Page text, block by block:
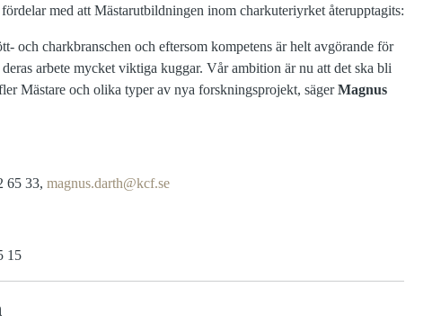
med att Mästarutbildningen inom charkuteriyrket återupptagits:
och charkbranschen och eftersom kompetens är helt avgörande för
arbete mycket viktiga kuggar. Vår ambition är nu att det ska bli
Mästare och olika typer av nya forskningsprojekt, sägerMagnus
65 33, magnus.darth@kcf.se
15